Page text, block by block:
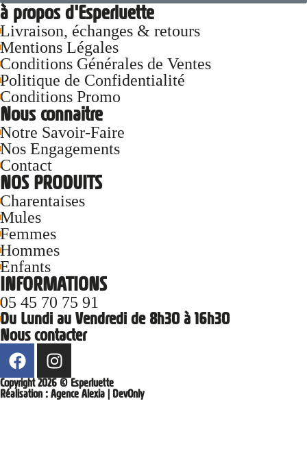
à propos d'Esperluette
Livraison, échanges & retours
Mentions Légales
Conditions Générales de Ventes
Politique de Confidentialité
Conditions Promo
Nous connaitre
Notre Savoir-Faire
Nos Engagements
Contact
NOS PRODUITS
Charentaises
Mules
Femmes
Hommes
Enfants
INFORMATIONS
05 45 70 75 91
Du Lundi au Vendredi de 8h30 à 16h30
Nous contacter
Copyright 2026 © Esperluette
Réalisation : Agence Alexia DevOnly